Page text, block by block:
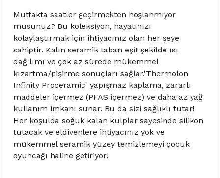
Mutfakta saatler geçirmekten hoşlanmıyor
musunuz? Bu koleksiyon, hayatınızı
kolaylaştırmak için ihtiyacınız olan her şeye
sahiptir. Kalın seramik taban eşit şekilde ısı
dağılımı ve çok az sürede mükemmel
kızartma/pişirme sonuçları sağlar.'Thermolon
Infinity Proceramic' yapışmaz kaplama, zararlı
maddeler içermez (PFAS içermez) ve daha az yağ
kullanım imkanı sunar. Bu da sizi sağlıklı tutar!
Her koşulda soğuk kalan kulplar sayesinde silikon
tutacak ve eldivenlere ihtiyacınız yok ve
mükemmel seramik yüzey temizlemeyi çocuk
oyuncağı haline getiriyor!